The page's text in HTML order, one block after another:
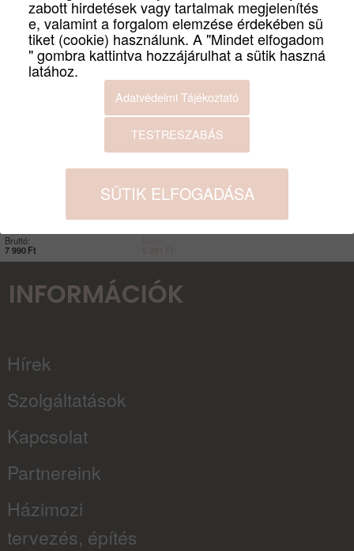
Eaton Protection Strip 6 DIN +
Bruttó:
7 990 Ft
INFORMÁCIÓK
Hírek
Szolgáltatások
Kapcsolat
Partnereink
Házimozi
tervezés, építés
zabott hirdetések vagy tartalmak megjelenítés
e, valamint a forgalom elemzése érdekében sü
tiket (cookie) használunk. A "Mindet elfogadom
" gombra kattintva hozzájárulhat a sütik haszná
latához.
Adatvédelmi Tájékoztató
TESTRESZABÁS
SÜTIK ELFOGADÁSA